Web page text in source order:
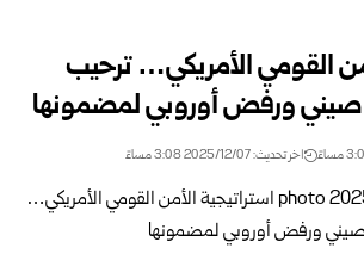
القومي الأمريكي… ترحيب
صيني ورفض أوروبي لمضمونها
اخر تحديث: 2025/12/07 3:08 مساءً